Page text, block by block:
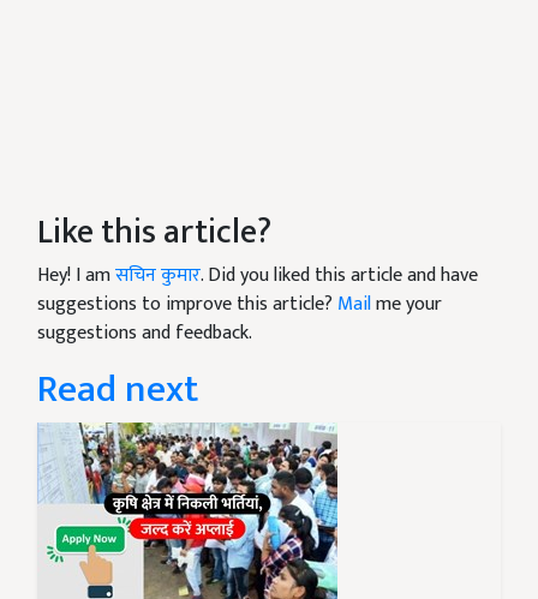
Like this article?
Hey! I amसचिन कुमार. Did you liked this article and have
suggestions to improve this article? Mailme your
suggestions and feedback.
Read next